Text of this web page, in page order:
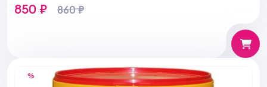
850 ₽ 860 ₽
%